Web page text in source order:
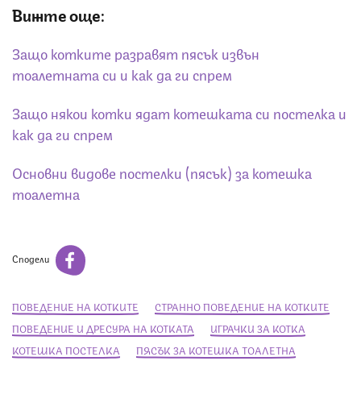
Вижте още:
Защо котките разравят пясък извън
тоалетната си и как да ги спрем
Защо някои котки ядат котешката си постелка и
как да ги спрем
Основни видове постелки (пясък) за котешка
тоалетна
Сподели
ПОВЕДЕНИЕ НА КОТКИТЕ
СТРАННО ПОВЕДЕНИЕ НА КОТКИТЕ
ПОВЕДЕНИЕ И ДРЕСУРА НА КОТКАТА
ИГРАЧКИ ЗА КОТКА
КОТЕШКА ПОСТЕЛКА
ПЯСЪК ЗА КОТЕШКА ТОАЛЕТНА